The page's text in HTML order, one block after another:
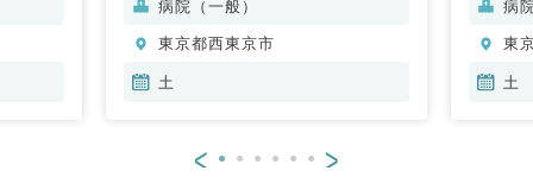
病院（一般）
東京都西東京市
土
病
東
土
< >